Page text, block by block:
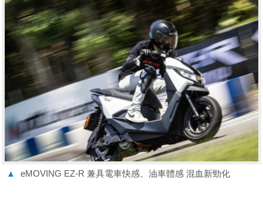
▲ eMOVING EZ-R 兼具電車快感、油車體感 混血新勁化